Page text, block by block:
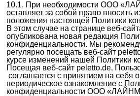
10.1. При необходимости ООО
оставляет за собой право вносить
положения настоящей Политики
В этом случае на странице веб-
опубликована новая редакция
конфиденциальности. Мы
регулярно посещать веб-сайт
курсе изменений нашей Политики
Посещая веб-сайт peletto.de,
соглашается с принятием на себя
периодическое ознакомление с
конфиденциальности ООО